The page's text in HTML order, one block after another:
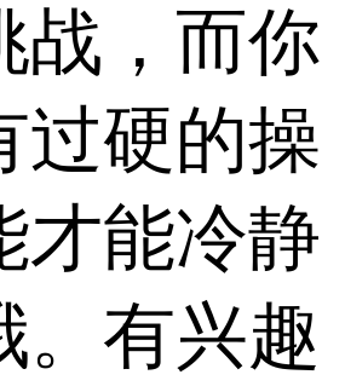
战，而你
过硬的操
才能冷静
。有兴趣